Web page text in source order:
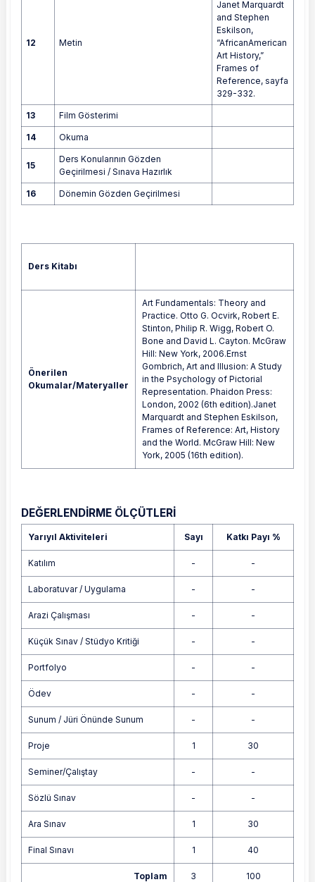
12 Metin
Janet Marquardt
and Stephen
Eskilson,
“AfricanAmerican
Art History,”
Frames of
Reference, sayfa
329-332.
13 Film Gösterimi
14 Okuma
15
Ders Konularının Gözden
Geçirilmesi / Sınava Hazırlık
16 Dönemin Gözden Geçirilmesi
Ders Kitabı
Önerilen
Okumalar/Materyaller
Art Fundamentals: Theory and
Practice. Otto G. Ocvirk, Robert E.
Stinton, Philip R. Wigg, Robert O.
Bone and David L. Cayton. McGraw
Hill: New York, 2006.Ernst
Gombrich, Art and Illusion: A Study
in the Psychology of Pictorial
Representation. Phaidon Press:
London, 2002 (6th edition).Janet
Marquardt and Stephen Eskilson,
Frames of Reference: Art, History
and the World. McGraw Hill: New
York, 2005 (16th edition).
DEĞERLENDİRME ÖLÇÜTLERİ
Yarıyıl Aktiviteleri Sayı Katkı Payı %
Katılım - -
Laboratuvar / Uygulama - -
Arazi Çalışması - -
Küçük Sınav / Stüdyo Kritiği - -
Portfolyo - -
Ödev - -
Sunum / Jüri Önünde Sunum - -
Proje 1 30
Seminer/Çalıştay - -
Sözlü Sınav - -
Ara Sınav 1 30
Final Sınavı 1 40
Toplam 3 100